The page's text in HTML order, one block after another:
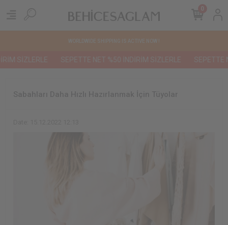
WORLDWIDE SHIPPING IS ACTIVE NOW !
SİZLERLE SEPETTE NET %50 İNDİRİM SİZLERLE SEPETTE